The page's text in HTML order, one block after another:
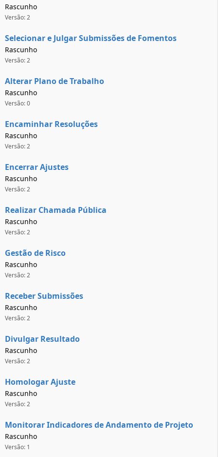
Rascunho
Versão: 2
Selecionar e Julgar Submissões de Fomentos
Rascunho
Versão: 2
Alterar Plano de Trabalho
Rascunho
Versão: 0
Encaminhar Resoluções
Rascunho
Versão: 2
Encerrar Ajustes
Rascunho
Versão: 2
Realizar Chamada Pública
Rascunho
Versão: 2
Gestão de Risco
Rascunho
Versão: 2
Receber Submissões
Rascunho
Versão: 2
Divulgar Resultado
Rascunho
Versão: 2
Homologar Ajuste
Rascunho
Versão: 2
Monitorar Indicadores de Andamento de Projeto
Rascunho
Versão: 1